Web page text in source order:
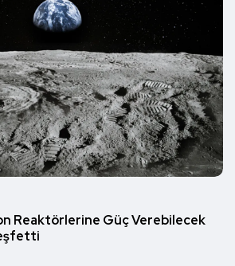
Reaktörlerine Güç Verebilecek